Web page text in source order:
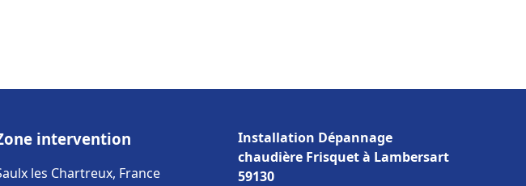
intervention
les Chartreux, France
Installation Dépannage
chaudière Frisquet à Lambersart
59130